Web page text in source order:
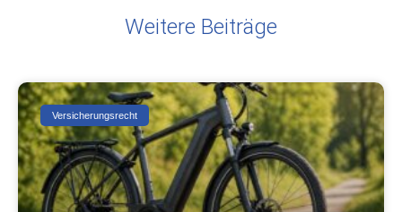
Weitere Beiträge
Versicherungsrecht